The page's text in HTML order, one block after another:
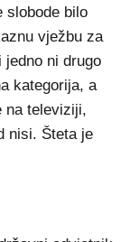
slobode bilo
vježbu za
jedno ni drugo
kategorija, a
na televiziji,
nisi. Šteta je